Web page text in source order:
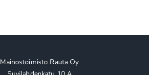
Mainostoimisto Rauta Oy